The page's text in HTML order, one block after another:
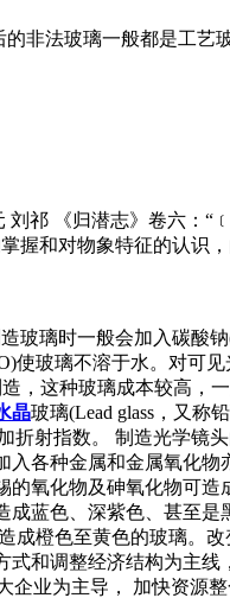
非法玻璃一般都是工艺
祁 《归潜志》卷六：
握和对物象特征的认识
璃时一般会加入碳酸
玻璃不溶于水。对可
，这种玻璃成本较高，
晶玻璃(Lead glass，又称
射指数。 制造光学镜
各种金属和金属氧化
氧化物及砷氧化物可
成蓝色、深紫色、甚至是
成橙色至黄色的玻璃。
和调整经济结构为主
企业为主导， 加快资源